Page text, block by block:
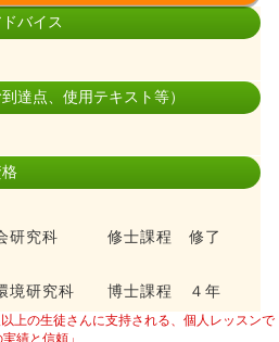
バイス
達点、使用テキスト等）
会研究科 修士課程 修了
境研究科 博士課程 ４年
上の生徒さんに支持される、個人レッスンで
績と信頼」